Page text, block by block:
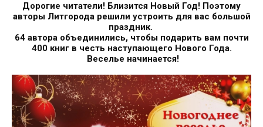
Дорогие читатели! Близится Новый Год! Поэтому
авторы Литгорода решили устроить для вас большой
праздник.
64 автора объединились, чтобы подарить вам почти
400 книг в честь наступающего Нового Года.
Веселье начинается!